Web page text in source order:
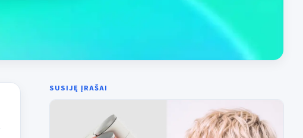
SUSIJĘ ĮRAŠAI